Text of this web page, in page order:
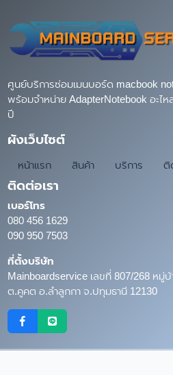
ศูนย์บริการซ่อมเมนบอร์ด macbook
พร้อมจำหน่าย AdapterNotebook อะไ
ปี
ผังเว็บไซต์
หน้าแรก สินค้า บริการ ติ
ติดต่อเรา
เบอร์โทร
080 456 1629
090 950 7503
ที่ตั้งบริษัท
Mainboardservice เลขที่ 807/268 ห
ต.คูคต อ.ลำลูกกา จ.ปทุมธานี 12130